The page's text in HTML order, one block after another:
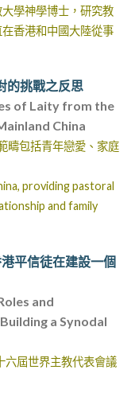
大學神學博士，研究教
香港和中國大陸從事
的挑戰之反思
of Laity from the
China
疇包括青年戀愛、家庭
providing pastoral
and family
平信徒在建設一個
and
a Synodal
六屆世界主教代表會議